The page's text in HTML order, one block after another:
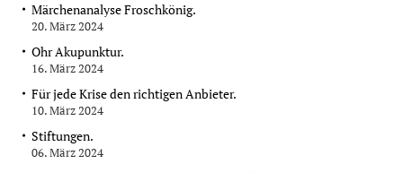
Märchenanalyse Froschkönig.
20. März 2024
Ohr Akupunktur.
16. März 2024
Für jede Krise den richtigen Anbieter.
10. März 2024
Stiftungen.
06. März 2024